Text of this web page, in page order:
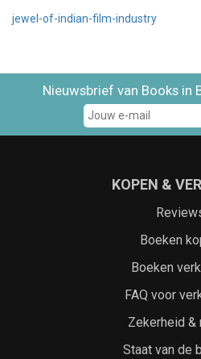
jewel-of-indian-film-industry
Nieuwsbrief van Books in
KOPEN &
Boeken
Boeken
FAQ voor
Zekerheid &
Staat van de